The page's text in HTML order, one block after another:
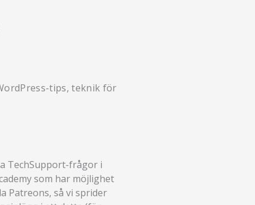
tips, teknik för
TechSupport-frågor i
som har möjlighet
Patreons, så vi sprider